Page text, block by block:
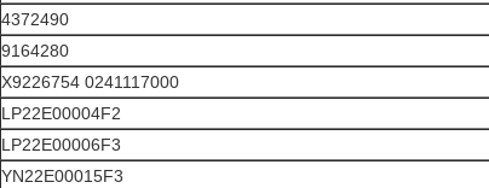
4372490
9164280
X9226754 0241117000
LP22E00004F2
LP22E00006F3
YN22E00015F3